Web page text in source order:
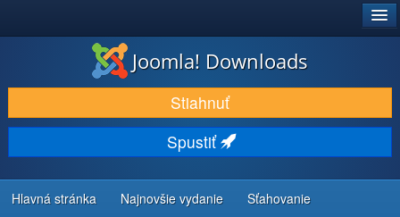
STIAHNUŤ & ROZŠÍRIŤ
OBJAVUJTE & UČTE SA
KOMUNITA & PODPORA
ZDROJE INFORMÁCIÍ PRE VÝVOJÁROV
Joomla! Downloads
Stiahnuť
Spustiť
Hlavná stránka Najnovšie vydanie Sťahovanie